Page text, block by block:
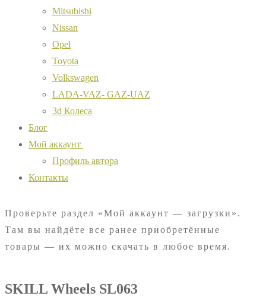
Mitsubishi
Nissan
Opel
Toyota
Volkswagen
LADA-VAZ- GAZ-UAZ
3d Колеса
Блог
Мой аккаунт
Профиль автора
Контакты
Проверьте раздел «Мой аккаунт — загрузки».
Там вы найдёте все ранее приобретённые
товары — их можно скачать в любое время.
SKILL Wheels SL063